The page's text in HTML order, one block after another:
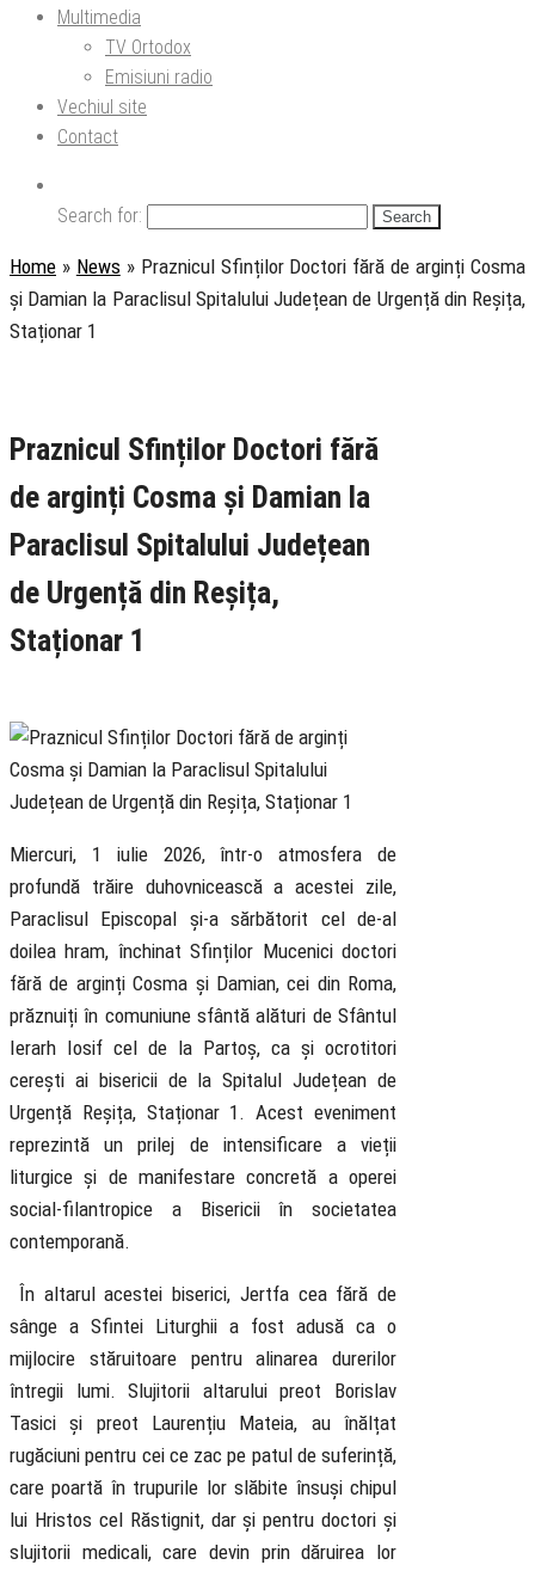
Multimedia
TV Ortodox
Emisiuni radio
Vechiul site
Contact
Search for:
Home » News » Praznicul Sfinților Doctori fără de arginți Cosma
și Damian la Paraclisul Spitalului Județean de Urgență din Reșița,
Staționar 1
Praznicul Sfinților Doctori fără
de arginți Cosma și Damian la
Paraclisul Spitalului Județean
de Urgență din Reșița,
Staționar 1
Miercuri, 1 iulie 2026, într-o atmosfera de
profundă trăire duhovnicească a acestei zile,
Paraclisul Episcopal și-a sărbătorit cel de-al
doilea hram, închinat Sfinților Mucenici doctori
fără de arginți Cosma și Damian, cei din Roma,
prăznuiți în comuniune sfântă alături de Sfântul
Ierarh Iosif cel de la Partoș, ca și ocrotitori
cerești ai bisericii de la Spitalul Județean de
Urgență Reșița, Staționar 1. Acest eveniment
reprezintă un prilej de intensificare a vieții
liturgice și de manifestare concretă a operei
social-filantropice a Bisericii în societatea
contemporană.
În altarul acestei biserici, Jertfa cea fără de
sânge a Sfintei Liturghii a fost adusă ca o
mijlocire stăruitoare pentru alinarea durerilor
întregii lumi. Slujitorii altarului preot Borislav
Tasici și preot Laurențiu Mateia, au înălțat
rugăciuni pentru cei ce zac pe patul de suferință,
care poartă în trupurile lor slăbite însuși chipul
lui Hristos cel Răstignit, dar și pentru doctori și
slujitorii medicali, care devin prin dăruirea lor